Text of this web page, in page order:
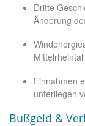
Dritte
Änderung
Einnahmen
unterliegen
Bußgeld &